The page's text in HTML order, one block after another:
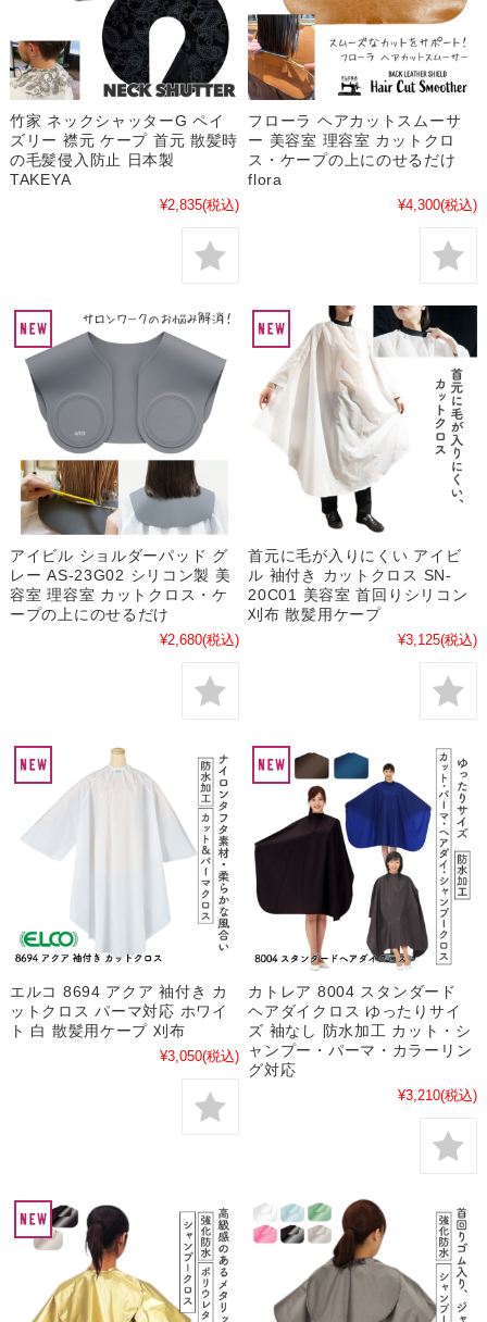
竹家 ネックシャッターG ペイ
ズリー 襟元 ケープ 首元 散髪時
の毛髪侵入防止 日本製
TAKEYA
¥2,835(税込)
フローラ ヘアカットスムーサ
ー 美容室 理容室 カットクロ
ス・ケープの上にのせるだけ
flora
¥4,300(税込)
アイビル ショルダーパッド グ
レー AS-23G02 シリコン製 美
容室 理容室 カットクロス・ケ
ープの上にのせるだけ
¥2,680(税込)
首元に毛が入りにくい アイビ
ル 袖付き カットクロス SN-
20C01 美容室 首回りシリコン
刈布 散髪用ケープ
¥3,125(税込)
エルコ 8694 アクア 袖付き カ
ットクロス パーマ対応 ホワイ
ト 白 散髪用ケープ 刈布
¥3,050(税込)
カトレア 8004 スタンダード
ヘアダイクロス ゆったりサイ
ズ 袖なし 防水加工 カット・シ
ャンプー・パーマ・カラーリン
グ対応
¥3,210(税込)